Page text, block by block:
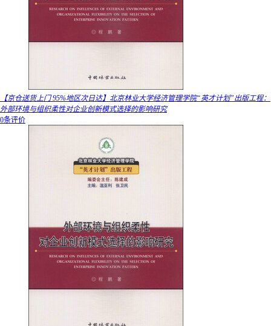
【京仓送货上门 95%地区次日达】北京林业大学经济管理学院“英才计划”出版工程：
外部环境与组织柔性对企业创新模式选择的影响研究
0条评价